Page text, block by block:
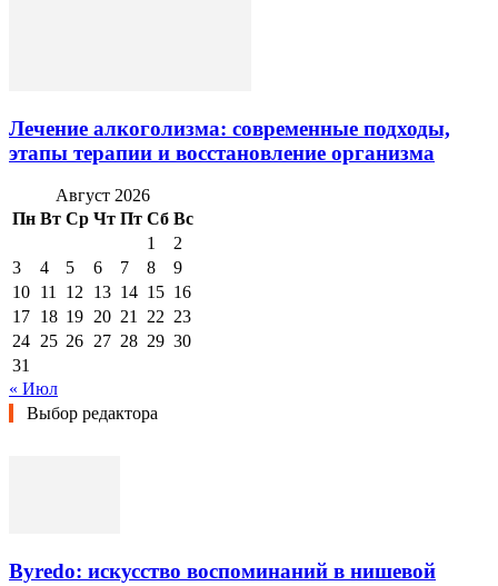
Лечение алкоголизма: современные подходы,
этапы терапии и восстановление организма
Август 2026
Пн Вт Ср Чт Пт Сб Вс
1
2
3
4 5 6 7 8
9
10 11 12 13 14 15 16
17 18 19 20 21 22 23
24 25 26 27 28 29 30
31
« Июл
Выбор редактора
Byredo: искусство воспоминаний в нишевой